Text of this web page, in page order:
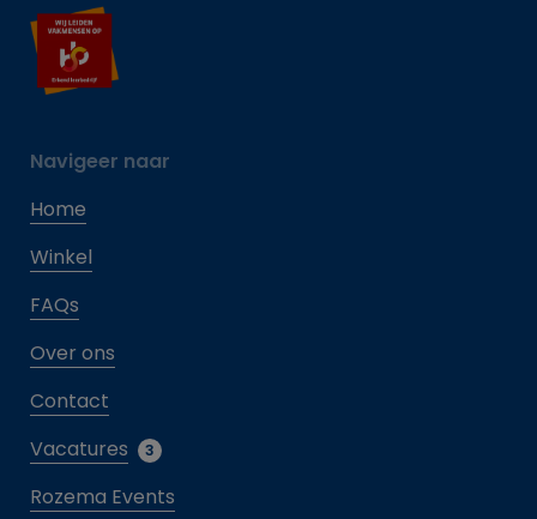
Navigeer naar
Home
Winkel
FAQs
Over ons
Contact
Vacatures
3
Rozema Events